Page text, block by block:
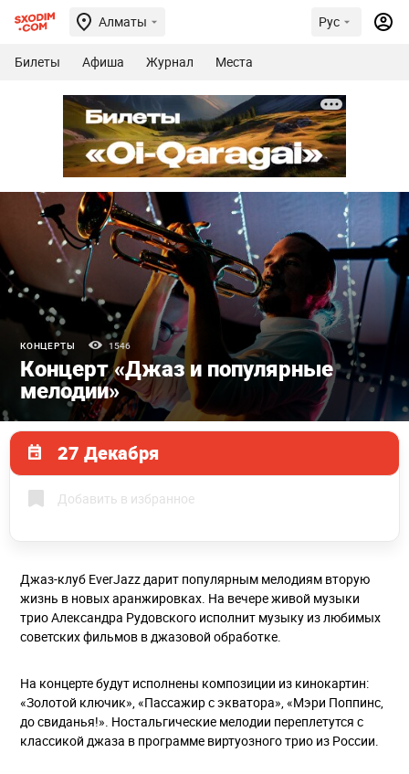
Алматы Рус
Билеты Афиша Журнал Места
КОНЦЕРТЫ 1546
Концерт «Джаз и популярные
мелодии»
27 Декабря
Добавить в избранное
Джаз-клуб EverJazz дарит популярным мелодиям вторую
жизнь в новых аранжировках. На вечере живой музыки
трио Александра Рудовского исполнит музыку из любимых
советских фильмов в джазовой обработке.
На концерте будут исполнены композиции из кинокартин:
«Золотой ключик», «Пассажир с экватора», «Мэри Поппинс,
до свиданья!». Ностальгические мелодии переплетутся с
классикой джаза в программе виртуозного трио из России.